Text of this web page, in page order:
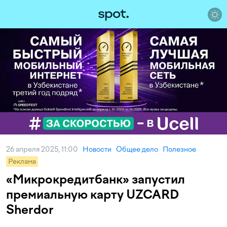
26 апреля 2025, 11:00 Новости Общее дело Полезное
Реклама
«Микрокредитбанк» запустил
премиальную карту UZCARD
Sherdor